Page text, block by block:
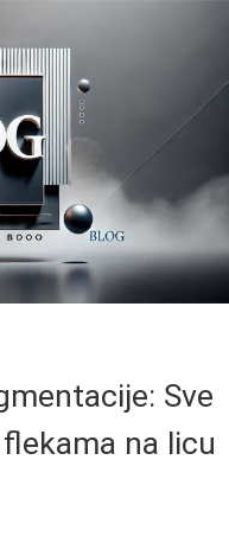
Sve
na licu